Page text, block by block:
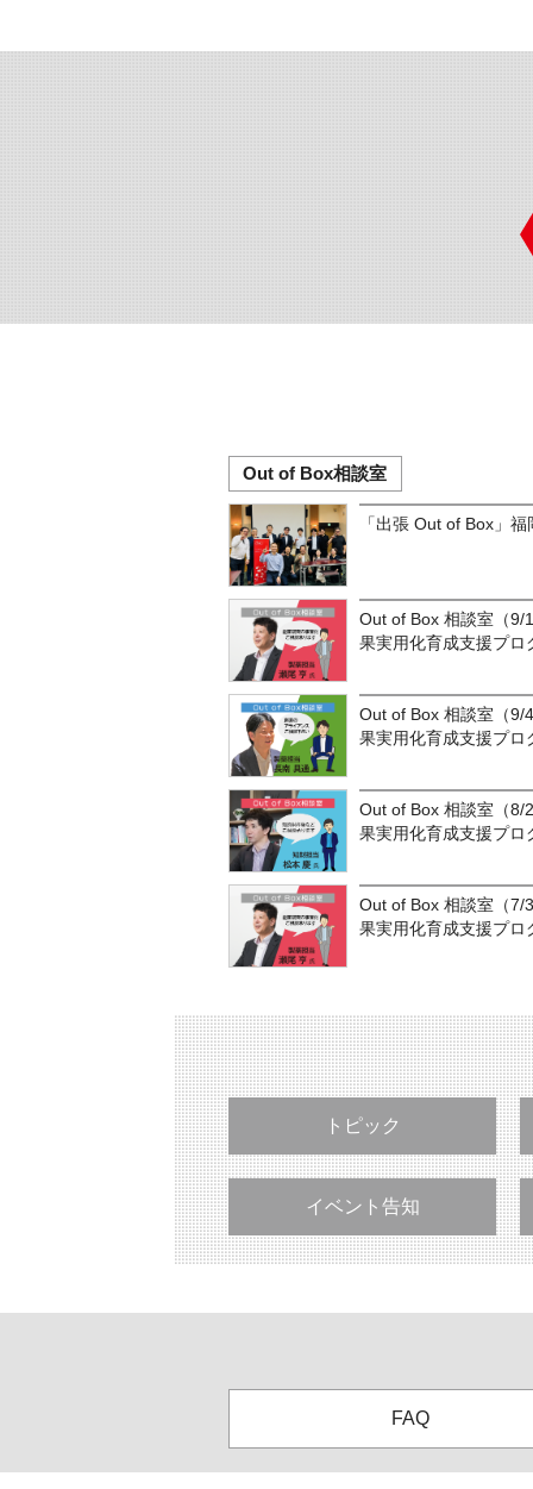
Out of Box相談室
「出張 Out of Box」
Out of Box 相談室（9/
果実用化育成支援プロ
Out of Box 相談室（9/
果実用化育成支援プロ
Out of Box 相談室（8/
果実用化育成支援プロ
Out of Box 相談室（7/
果実用化育成支援プロ
トピック
イベント告知
FAQ